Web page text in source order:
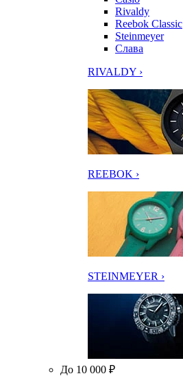
Rivaldy
Reebok Classic
Steinmeyer
Слава
RIVALDY ›
REEBOK ›
STEINMEYER ›
До 10 000 ₽